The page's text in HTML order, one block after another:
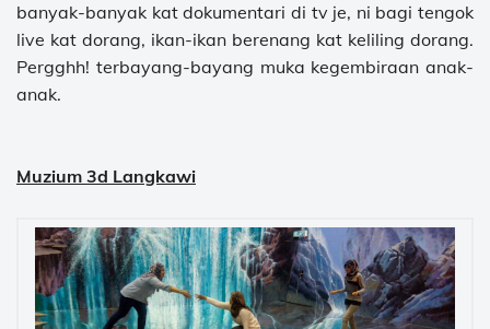
banyak-banyak kat dokumentari di tv je, ni bagi tengok
live kat dorang, ikan-ikan berenang kat keliling dorang.
Pergghh! terbayang-bayang muka kegembiraan anak-
anak.
Muzium 3d Langkawi